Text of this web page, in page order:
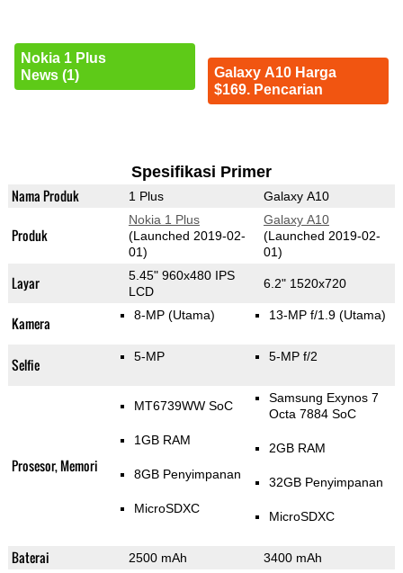
Nokia 1 Plus
News (1)
Galaxy A10 Harga
$169. Pencarian
Spesifikasi Primer
Nama Produk 1 Plus Galaxy A10
Produk
Nokia 1 Plus
(Launched 2019-02-
01)
Galaxy A10
(Launched 2019-02-
01)
Layar
5.45" 960x480 IPS
LCD
6.2" 1520x720
Kamera 8-MP (Utama) 13-MP f/1.9 (Utama)
Selfie 5-MP 5-MP f/2
Prosesor, Memori
MT6739WW SoC
1GB RAM
8GB Penyimpanan
MicroSDXC
Samsung Exynos 7
Octa 7884 SoC
2GB RAM
32GB Penyimpanan
MicroSDXC
Baterai 2500 mAh 3400 mAh